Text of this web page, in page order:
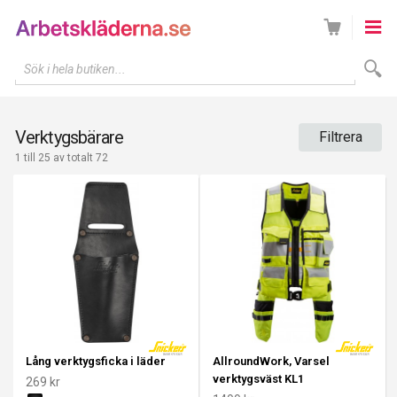
Sök i hela butiken...
Verktygsbärare Filtrera
1 till 25 av totalt 72
Lång verktygsficka i läder
269 kr
AllroundWork, Varsel
verktygsväst KL1